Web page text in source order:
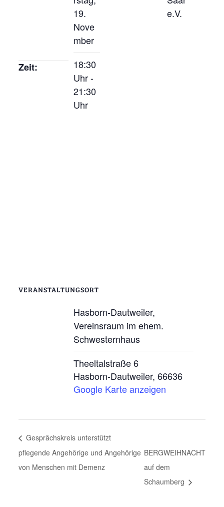
19.
Nove
mber
Zeit:
18:30
Uhr -
21:30
Uhr
e.V.
VERANSTALTUNGSORT
Hasborn-Dautweiler,
Vereinsraum im ehem.
Schwesternhaus
Theeltalstraße 6
Hasborn-Dautweiler, 66636
Google Karte anzeigen
Gesprächskreis unterstützt
pflegende Angehörige und Angehörige
von Menschen mit Demenz
BERGWEIHNACHT
auf dem
Schaumberg